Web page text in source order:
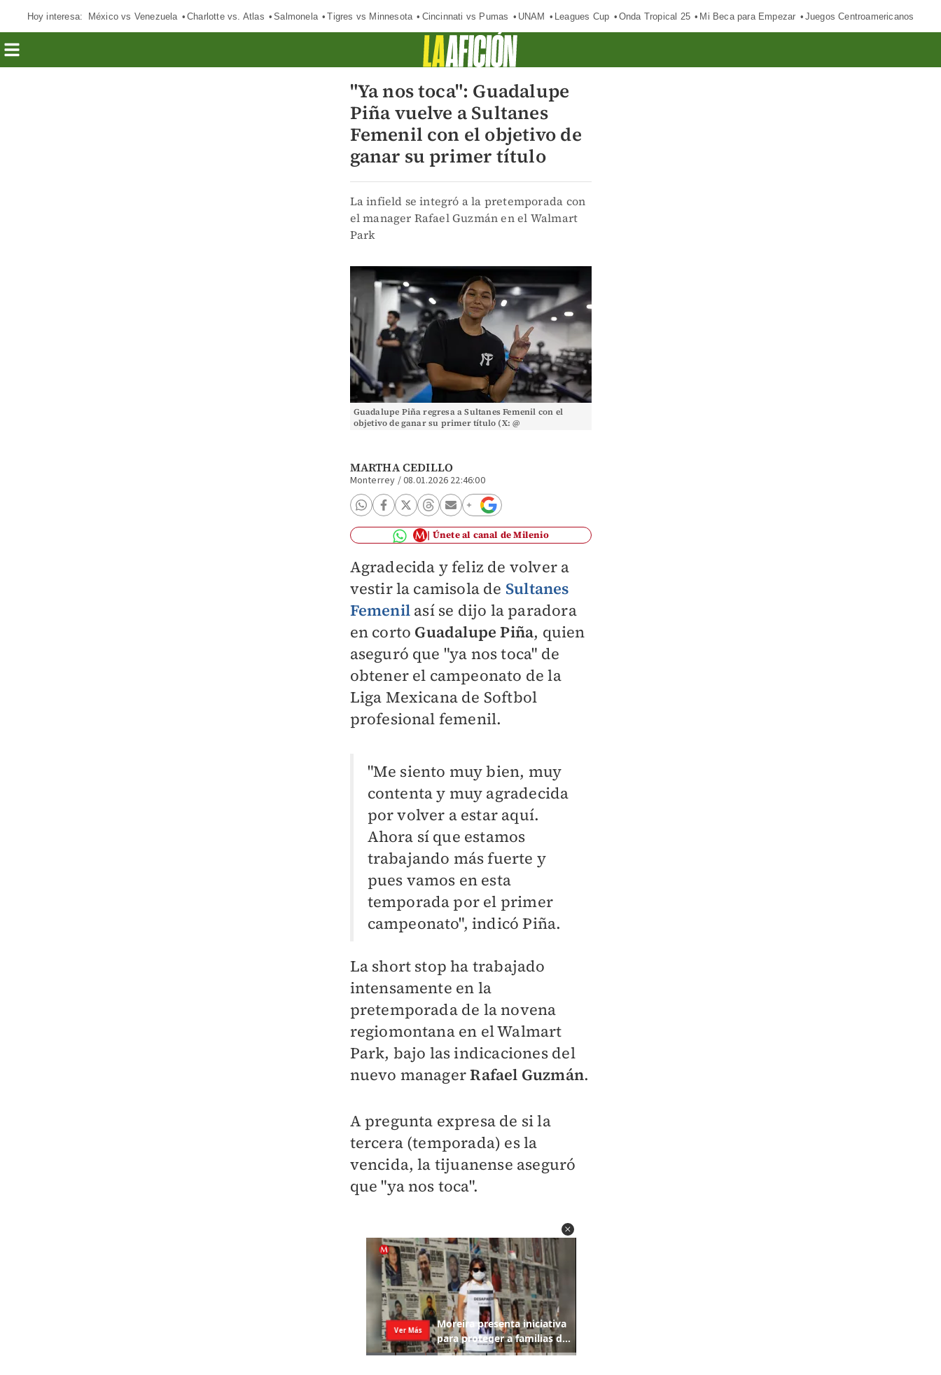
Hoy interesa: México vs Venezuela Charlotte vs. Atlas Salmonela Tigres vs Minnesota Cincinnati vs Pumas UNAM Leagues Cup Onda Tropical 25 Mi Beca para Empezar Juegos Centroamericanos
"Ya nos toca": Guadalupe
Piña vuelve a Sultanes
Femenil con el objetivo de
ganar su primer título
La infield se integró a la pretemporada con
el manager Rafael Guzmán en el Walmart
Park
Guadalupe Piña regresa a Sultanes Femenil con el
objetivo de ganar su primer título (X: @
MARTHA CEDILLO
Monterrey /08.01.2026 22:46:00
Únete al canal de Milenio
Agradecida y feliz de volver a
vestir la camisola de Sultanes
Femenilasí se dijo la paradora
en corto Guadalupe Piña, quien
aseguró que "ya nos toca" de
obtener el campeonato de la
Liga Mexicana de Softbol
profesional femenil.
"Me siento muy bien, muy
contenta y muy agradecida
por volver a estar aquí.
Ahora sí que estamos
trabajando más fuerte y
pues vamos en esta
temporada por el primer
campeonato", indicó Piña.
La short stop ha trabajado
intensamente en la
pretemporada de la novena
regiomontana en el Walmart
Park, bajo las indicaciones del
nuevo managerRafael Guzmán.
A pregunta expresa de si la
tercera (temporada) es la
vencida, la tijuanense aseguró
que "ya nos toca".